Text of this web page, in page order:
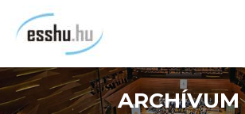
tartalomra
ARCHÍVUM